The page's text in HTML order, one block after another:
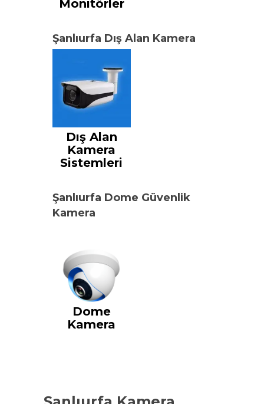
Monitörler
Şanlıurfa Dış Alan Kamera
Dış Alan
Kamera
Sistemleri
Şanlıurfa Dome Güvenlik
Kamera
Dome
Kamera